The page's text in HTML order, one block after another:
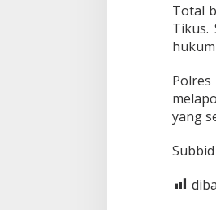
Total
Tikus.
yang